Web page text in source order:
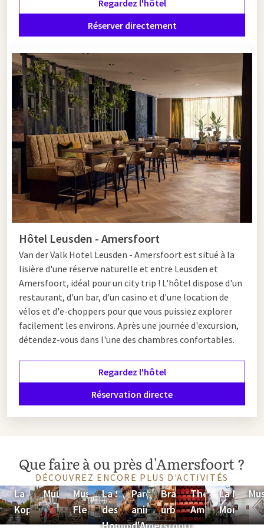
à Amersfoort de manière encore plus spéciale ? Séjournez
alors confortablement chezHôtel Van der Valk Amersfoort-
deVan der Valk Hôtel Leusden - Amersfoort. Les deux hôtels
sont situés à proximité du centre et offrent des chambres
spacieuses, des installations confortables et un délicieux
petit-déjeuner. Faites de votre visite à Amersfoort un week-
end inoubliable rempli d'histoire et de détente !
Regardez l'hôtel
Réserver directement
Hôtel Leusden - Amersfoort
Van der Valk Hotel Leusden - Amersfoort est situé à la
lisière d'une réserve naturelle et entre Leusden et
Amersfoort, idéal pour un city trip ! L'hôtel dispose d'un
restaurant, d'un bar, d'un casino et d'une location de
vélos et d'e-choppers pour que vous puissiez explorer
facilement les environs. Après une journée d'excursion,
détendez-vous dans l'une des chambres confortables.
Regardez l'hôtel
Réservation directe
Que faire à ou près d'Amersfoort ?
DÉCOUVREZ ENCORE PLUS D'ACTIVITÉS
La
Koppelpoort
Muurhuizen
Musée
Flehite
La Salle
des
Hommes
Parc
animalier
d'Amersfoort
Brasserie
urbaine
Théâtre
Amersfoort
La Maison